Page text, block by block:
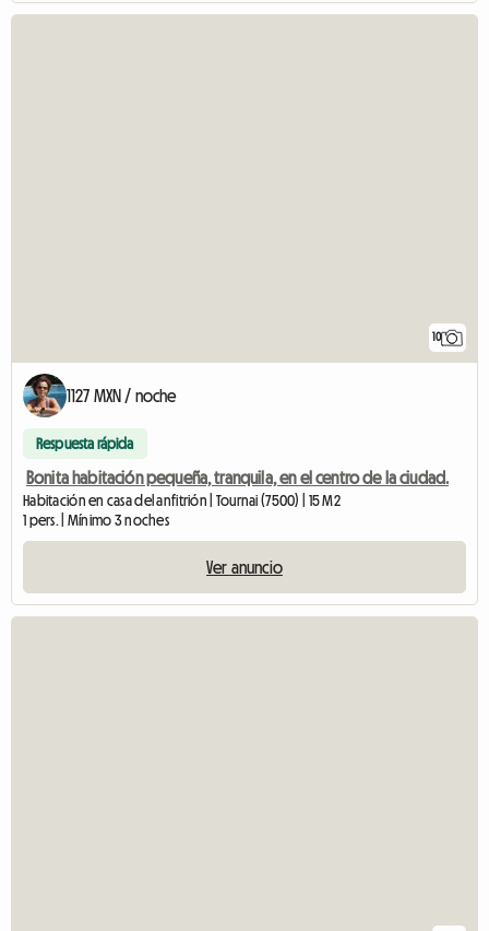
10
1127 MXN / noche
Respuesta rápida
Bonita habitación pequeña, tranquila, en el centro de la ciudad.
Habitación en casa del anfitrión | Tournai (7500) | 15 M2
1 pers. | Mínimo 3 noches
Ver anuncio